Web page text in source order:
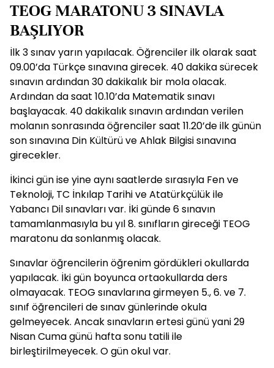
TEOG MARATONU 3 SINAVLA
BAŞLIYOR
İlk 3 sınav yarın yapılacak. Öğrenciler ilk olarak saat
09.00’da Türkçe sınavına girecek. 40 dakika sürecek
sınavın ardından 30 dakikalık bir mola olacak.
Ardından da saat 10.10’da Matematik sınavı
başlayacak. 40 dakikalık sınavın ardından verilen
molanın sonrasında öğrenciler saat 11.20’de ilk günün
son sınavına Din Kültürü ve Ahlak Bilgisi sınavına
girecekler.
İkinci gün ise yine aynı saatlerde sırasıyla Fen ve
Teknoloji, TC İnkılap Tarihi ve Atatürkçülük ile
Yabancı Dil sınavları var. İki günde 6 sınavın
tamamlanmasıyla bu yıl 8. sınıfların gireceği TEOG
maratonu da sonlanmış olacak.
Sınavlar öğrencilerin öğrenim gördükleri okullarda
yapılacak. İki gün boyunca ortaokullarda ders
olmayacak. TEOG sınavlarına girmeyen 5., 6. ve 7.
sınıf öğrencileri de sınav günlerinde okula
gelmeyecek. Ancak sınavların ertesi günü yani 29
Nisan Cuma günü hafta sonu tatili ile
birleştirilmeyecek. O gün okul var.